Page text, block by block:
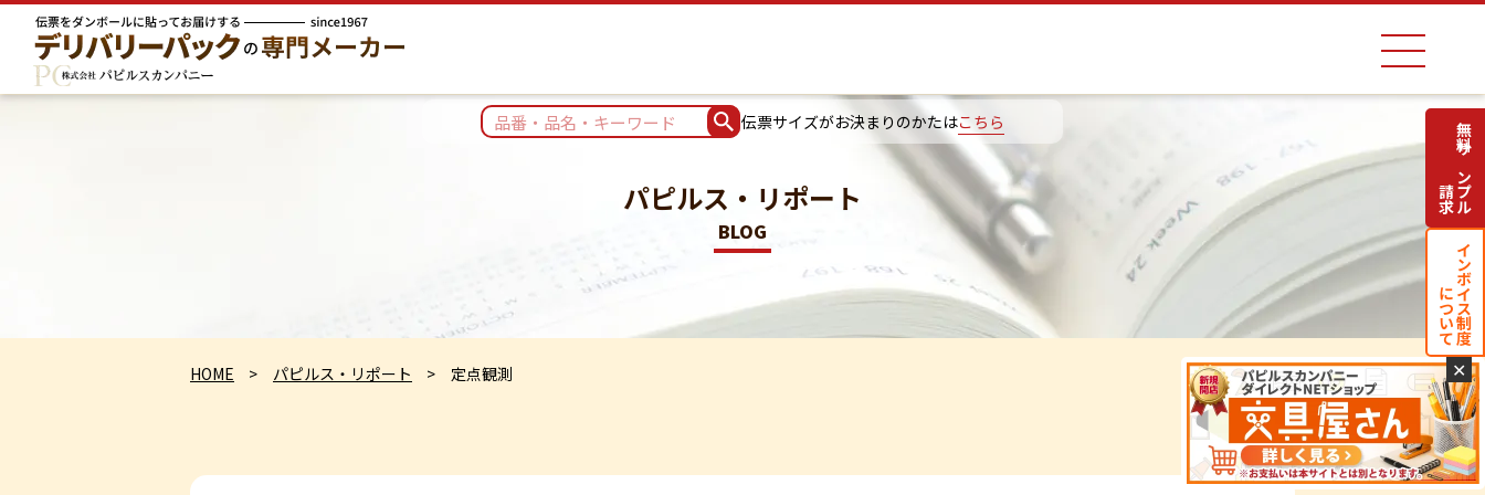
伝票サイズがお決まりのかたはこちら
パピルス・リポート
BLOG
HOME パピルス・リポート 定点観測
無料サンプル
請求
インボイス制度
について
✕